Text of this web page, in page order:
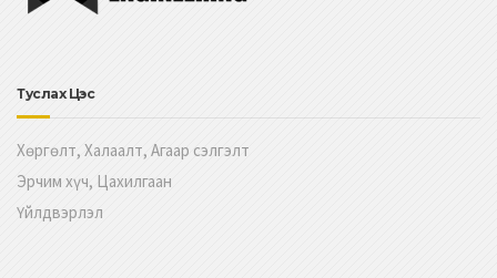
Туслах Цэс
Хөргөлт, Халаалт, Агаар сэлгэлт
Эрчим хүч, Цахилгаан
Үйлдвэрлэл